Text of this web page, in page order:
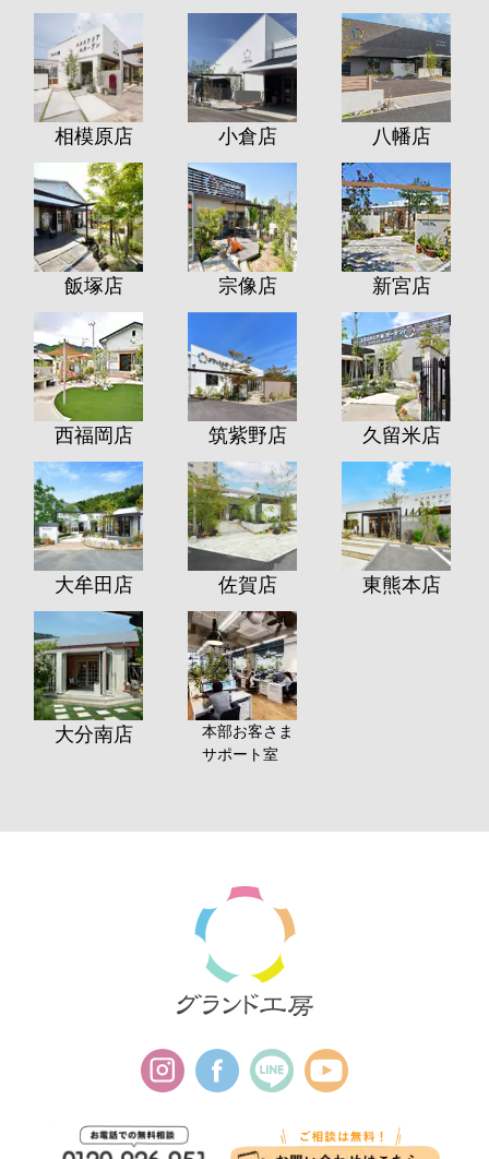
相模原店 小倉店 八幡店
飯塚店 宗像店 新宮店
西福岡店 筑紫野店 久留米店
大牟田店 佐賀店 東熊本店
大分南店
本部お客さま
サポート室